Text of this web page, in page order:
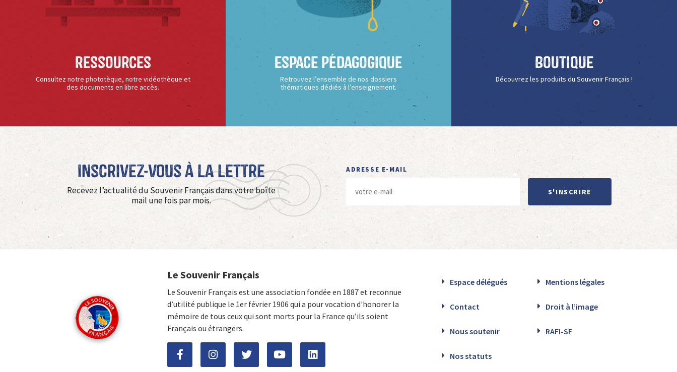
Ressources
Consultez notre phototèque, notre vidéothèque et
des documents en libre accès.
Espace Pédagogique
Retrouvez l’ensemble de nos dossiers
thématiques dédiés à l’enseignement.
Boutique
Découvrez les produits du Souvenir Français !
Inscrivez-vous à La Lettre
Recevez l’actualité du Souvenir Français dans votre boîte
mail une fois par mois.
ADRESSE E-MAIL
S'INSCRIRE
Le Souvenir Français
Le Souvenir Français est une association fondée en 1887 et reconnue
d’utilité publique le 1er février 1906 qui a pour vocation d'honorer la
mémoire de tous ceux qui sont morts pour la France qu’ils soient
Français ou étrangers.
Espace délégués Mentions légales
Contact Droit à l’image
Nous soutenir RAFI-SF
Nos statuts